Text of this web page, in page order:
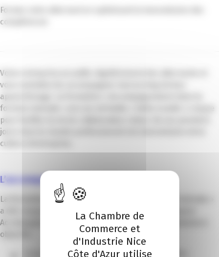
Formez votre alternant en optimisant la transmission des
compétences
Votre entreprise accueille régulièrement des alternants et
vous souhaitez les accompagner tout au long de leur
apprentissage. La formation « Accompagnement dans la
fonction tutorale » est une véritable « boite à outils » conçue
pour faciliter la vie du collaborateur-tuteur de ses premiers
jours dans le monde professionnel à la transmission de la
culture d’entreprise.
L’accompagnement
La formation « Accompagnement dans la fonction tutorale »
a été conçue par les équipes pédagogiques de l’Espace
Accompagnement des Parcours pour répondre à plusieurs
objectifs :
Comprendre et mettre en œuvre son rôle de maître
La Chambre de
Commerce et
d'Industrie Nice
Côte d'Azur utilise